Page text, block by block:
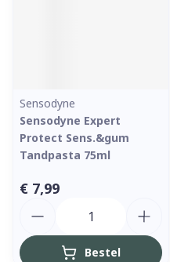
Sensodyne
Sensodyne Expert
Protect Sens.&gum
Tandpasta 75ml
€ 7,99
Bestel